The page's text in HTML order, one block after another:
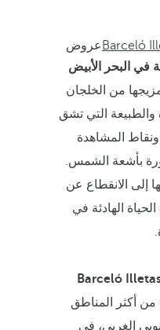
Barceló عروض
البحر الأبيض
من الخلجان
والطبيعة التي تشق
المشاهدة
بأشعة الشمس.
إلى الانقطاع عن
الحياة الهادئة في
Barceló
أكثر المناطق
الغربي، في